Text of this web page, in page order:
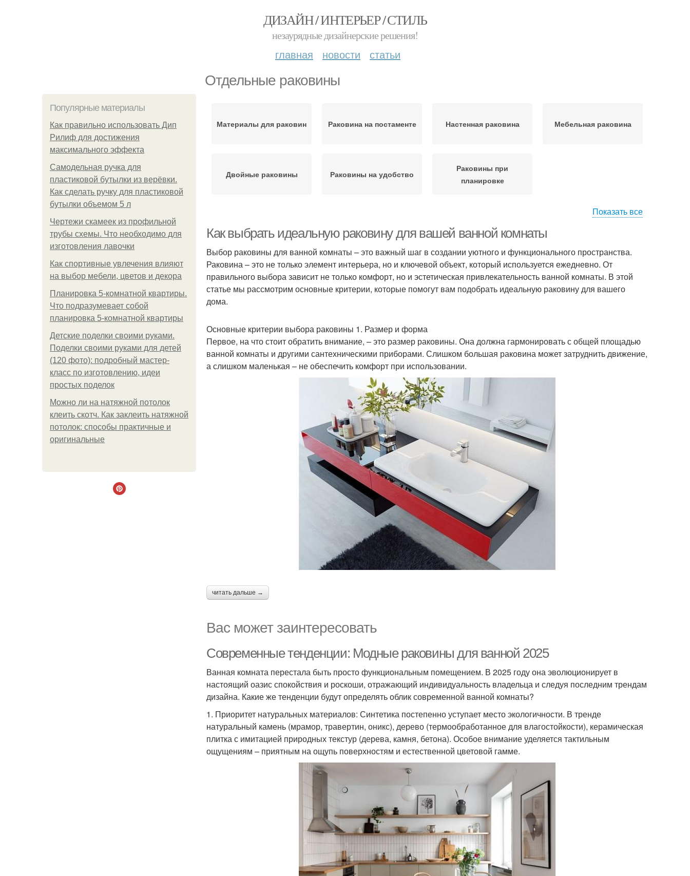
ДИЗАЙН / ИНТЕРЬЕР / СТИЛЬ
незаурядные дизайнерские решения!
главная новости статьи
Отдельные раковины
Популярные материалы
Как правильно использовать Дип
Рилиф для достижения
максимального эффекта
Самодельная ручка для
пластиковой бутылки из верёвки.
Как сделать ручку для пластиковой
бутылки объемом 5 л
Чертежи скамеек из профильной
трубы схемы. Что необходимо для
изготовления лавочки
Как спортивные увлечения влияют
на выбор мебели, цветов и декора
Планировка 5-комнатной квартиры.
Что подразумевает собой
планировка 5-комнатной квартиры
Детские поделки своими руками.
Поделки своими руками для детей
(120 фото): подробный мастер-
класс по изготовлению, идеи
простых поделок
Можно ли на натяжной потолок
клеить скотч. Как заклеить натяжной
потолок: способы практичные и
оригинальные
Материалы для раковин Раковина на постаменте Настенная раковина Мебельная раковина
Двойные раковины Раковины на удобство
Раковины при
планировке
Показать все
Как выбрать идеальную раковину для вашей ванной комнаты
Выбор раковины для ванной комнаты – это важный шаг в создании уютного и функционального пространства.
Раковина – это не только элемент интерьера, но и ключевой объект, который используется ежедневно. От
правильного выбора зависит не только комфорт, но и эстетическая привлекательность ванной комнаты. В этой
статье мы рассмотрим основные критерии, которые помогут вам подобрать идеальную раковину для вашего
дома.
Основные критерии выбора раковины 1. Размер и форма
Первое, на что стоит обратить внимание, – это размер раковины. Она должна гармонировать с общей площадью
ванной комнаты и другими сантехническими приборами. Слишком большая раковина может затруднить движение,
а слишком маленькая – не обеспечить комфорт при использовании.
читать дальше →
Вас может заинтересовать
Современные тенденции: Модные раковины для ванной 2025
Ванная комната перестала быть просто функциональным помещением. В 2025 году она эволюционирует в
настоящий оазис спокойствия и роскоши, отражающий индивидуальность владельца и следуя последним трендам
дизайна. Какие же тенденции будут определять облик современной ванной комнаты?
1. Приоритет натуральных материалов: Синтетика постепенно уступает место экологичности. В тренде
натуральный камень (мрамор, травертин, оникс), дерево (термообработанное для влагостойкости), керамическая
плитка с имитацией природных текстур (дерева, камня, бетона). Особое внимание уделяется тактильным
ощущениям – приятным на ощупь поверхностям и естественной цветовой гамме.